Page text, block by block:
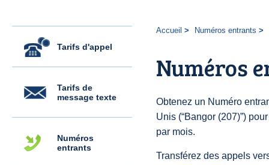
Tarifs d'appel
Tarifs de
message texte
Numéros
entrants
Accueil Numéros entrants
Numéros
Obtenez un Numéro
Unis (“Bangor (207)”)
par mois.
Transférez des appels